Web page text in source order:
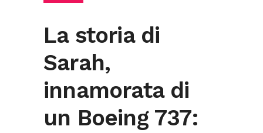
La storia di
Sarah,
innamorata di
un Boeing 737: